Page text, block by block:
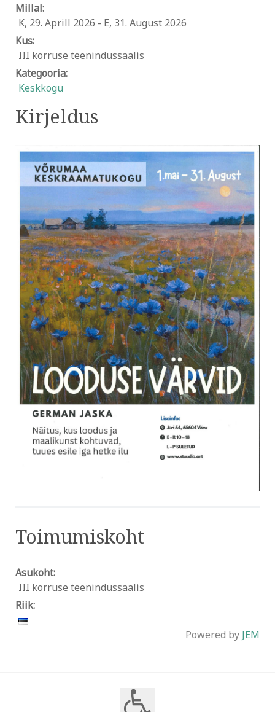
Millal:
K, 29. Aprill 2026 - E, 31. August 2026
Kus:
III korruse teenindussaalis
Kategooria:
Keskkogu
Kirjeldus
Toimumiskoht
Asukoht:
III korruse teenindussaalis
Riik:
Powered by JEM